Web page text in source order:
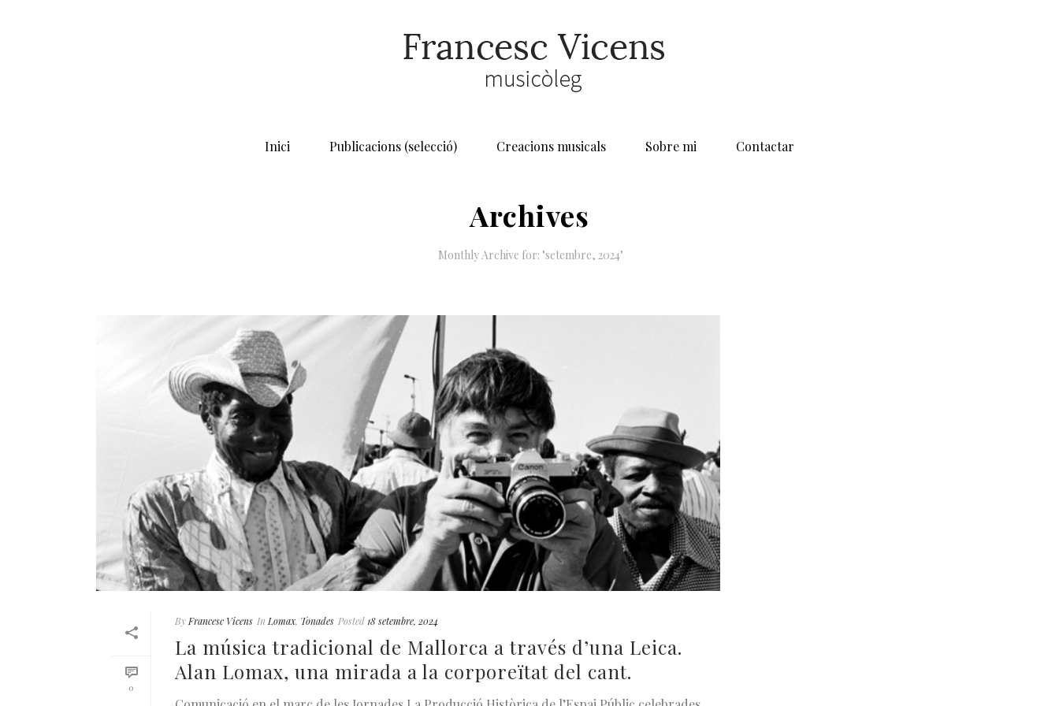
Inici Publicacions (selecció) Creacions musicals Sobre mi Contactar
Archives
Monthly Archive for: "setembre, 2024"
0
By Francesc Vicens In Lomax, Tonades Posted 18 setembre, 2024
La música tradicional de Mallorca a través d’una Leica.
Alan Lomax, una mirada a la corporeïtat del cant.